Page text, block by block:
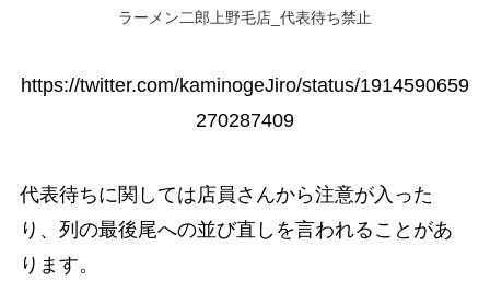
ラーメン二郎上野毛店_代表待ち禁止
https://twitter.com/kaminogeJiro/status/1914590659
270287409
代表待ちに関しては店員さんから注意が入った
り、列の最後尾への並び直しを言われることがあ
ります。